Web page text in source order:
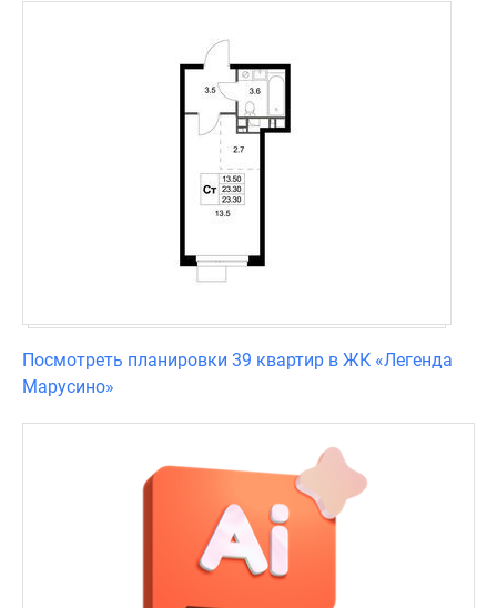
Посмотреть планировки 39 квартир в ЖК «Легенда
Марусино»